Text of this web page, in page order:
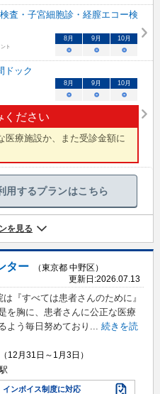
査・子宮細胞診・経膣エコー検
ト
8月 9月 10月
○ ○ ○
ドック
ください
医療施設か、また受診金額に
8月 9月 10月
○ ○ ○
用するプランはこちら
を見る
ター
（東京都 中野区）
更新日:2026.07.13
は『すべては患者さんのために』
を胸に、患者さんに公正な医療
よう毎日努めており
続きを読
12月31日～1月3日）
インボイス制度に対応